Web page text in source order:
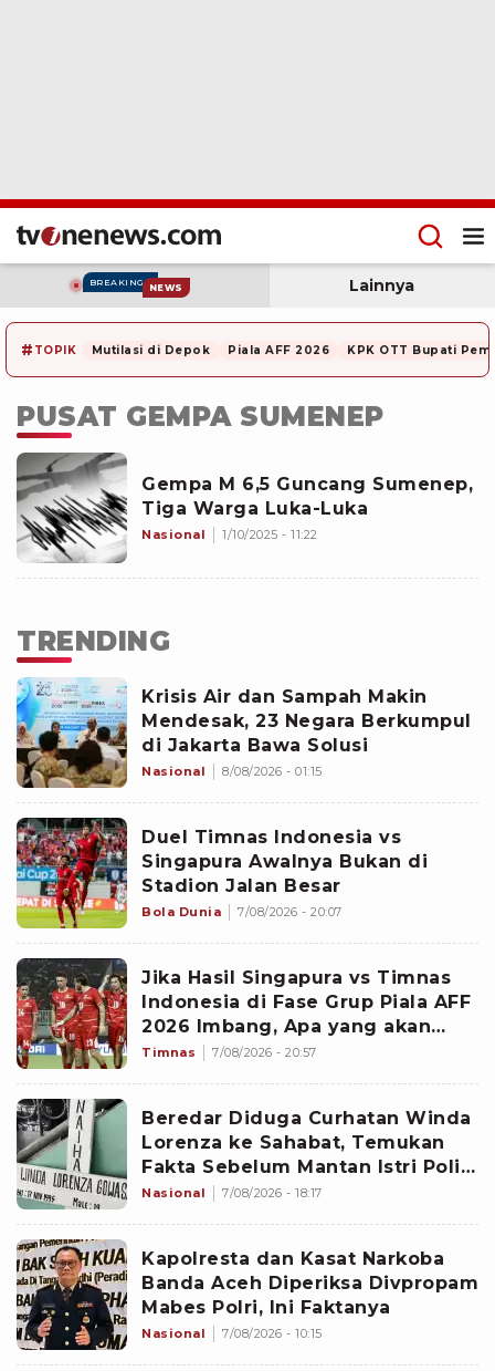
BREAKING NEWS Lainnya
# TOPIK Mutilasi di Depok Piala AFF 2026 KPK OTT Bupati
PUSAT GEMPA SUMENEP
Gempa M 6,5 Guncang Sumenep,
Tiga Warga Luka-Luka
Nasional 1/10/2025 - 11:22
TRENDING
Krisis Air dan Sampah Makin
Mendesak, 23 Negara Berkumpul
di Jakarta Bawa Solusi
Nasional 8/08/2026 - 01:15
Duel Timnas Indonesia vs
Singapura Awalnya Bukan di
Stadion Jalan Besar
Bola Dunia 7/08/2026 - 20:07
Jika Hasil Singapura vs Timnas
Indonesia di Fase Grup Piala AFF
2026 Imbang, Apa yang akan
Terjadi?
Timnas 7/08/2026 - 20:57
Beredar Diduga Curhatan Winda
Lorenza ke Sahabat, Temukan
Fakta Sebelum Mantan Istri Polisi
di Medan Tewas
Nasional 7/08/2026 - 18:17
Kapolresta dan Kasat Narkoba
Banda Aceh Diperiksa Divpropam
Mabes Polri, Ini Faktanya
Nasional 7/08/2026 - 10:15